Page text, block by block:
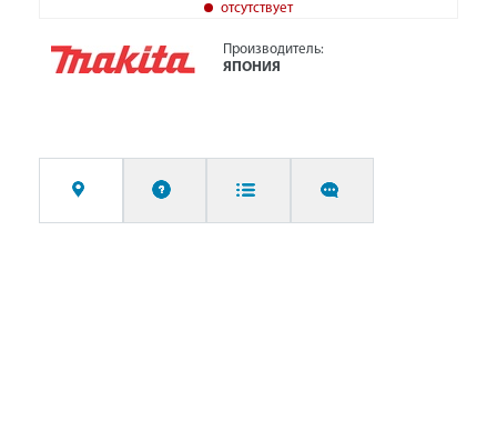
отсутствует
Производитель:
ЯПОНИЯ